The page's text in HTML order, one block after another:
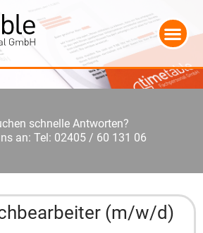
schnelle Antworten?
an: Tel: 02405 / 60 131 06
(m/w/d)